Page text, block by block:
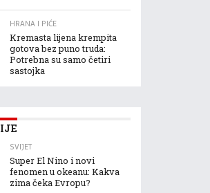
HRANA I PIĆE
Kremasta lijena krempita
gotova bez puno truda:
Potrebna su samo četiri
sastojka
SVIJET
Super El Nino i novi
fenomen u okeanu: Kakva
zima čeka Evropu?